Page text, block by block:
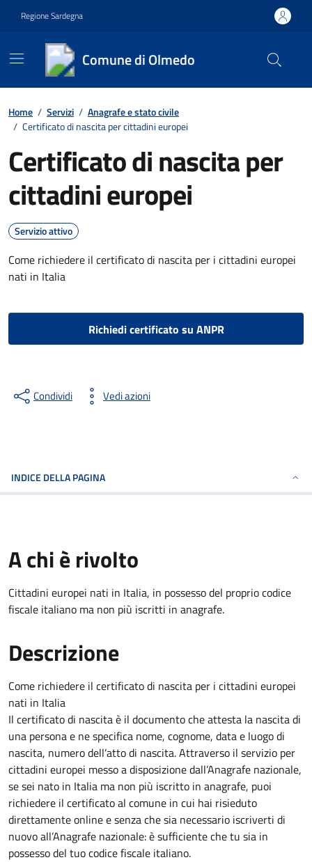
Regione Sardegna
Comune di Olmedo
Contenuti in evidenza
Home / Servizi / Anagrafe e stato civile
/ Certificato di nascita per cittadini europei
Certificato di nascita per
cittadini europei
Servizio attivo
Come richiedere il certificato di nascita per i cittadini europei
nati in Italia
Richiedi certificato su ANPR
Condividi Vedi azioni
INDICE DELLA PAGINA
A chi è rivolto
Cittadini europei nati in Italia, in possesso del proprio codice
fiscale italiano ma non più iscritti in anagrafe.
Descrizione
Come richiedere il certificato di nascita per i cittadini europei
nati in Italia
Il certificato di nascita è il documento che attesta la nascita di
una persona e ne specifica nome, cognome, data e luogo di
nascita, numero dell’atto di nascita. Attraverso il servizio per
cittadini europei messo a disposizione dall’Anagrafe nazionale,
se sei nato in Italia ma non più iscritto in anagrafe, puoi
richiedere il certificato al comune in cui hai risieduto
direttamente online e senza che sia necessario iscriverti di
nuovo all’Anagrafe nazionale: è sufficiente che tu sia in
possesso del tuo codice fiscale italiano.